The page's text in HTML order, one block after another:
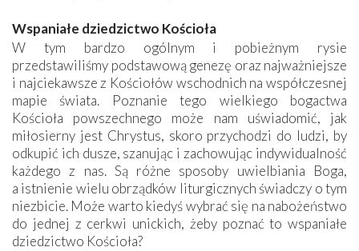
Wspaniałe dziedzictwo Kościoła
W tym bardzo ogólnym i pobieżnym rysie
przedstawiliśmy podstawową genezę oraz najważniejsze
i najciekawsze z Kościołów wschodnich na współczesnej
mapie świata. Poznanie tego wielkiego bogactwa
Kościoła powszechnego może nam uświadomić, jak
miłosierny jest Chrystus, skoro przychodzi do ludzi, by
odkupić ich dusze, szanując i zachowując indywidualność
każdego z nas. Są różne sposoby uwielbiania Boga,
a istnienie wielu obrządków liturgicznych świadczy o tym
niezbicie. Może warto kiedyś wybrać się na nabożeństwo
do jednej z cerkwi unickich, żeby poznać to wspaniałe
dziedzictwo Kościoła?